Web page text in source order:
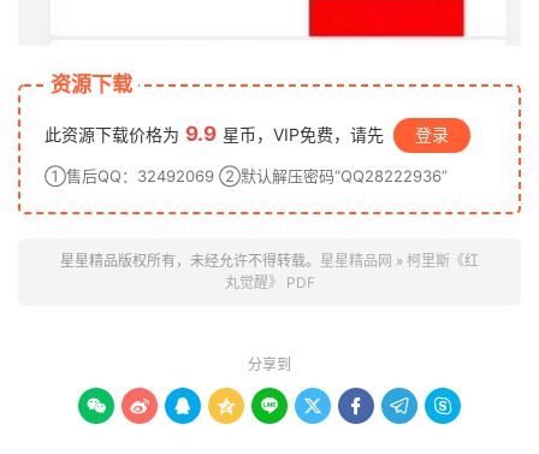
资源下载
此资源下载价格为 9.9 星币，VIP免费，请先 登录
①售后QQ：32492069 ②默认解压密码“QQ28222936”
星星精品版权所有，未经允许不得转载。 星星精品网 » 柯里斯《红
丸觉醒》 PDF
分享到
        